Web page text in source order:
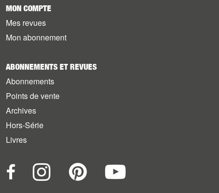
MON COMPTE
Mes revues
Mon abonnement
ABONNEMENTS ET REVUES
Abonnements
Points de vente
Archives
Hors-Série
Livres